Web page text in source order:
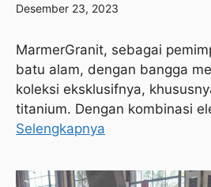
Desember 23, 2023
MarmerGranit, sebagai
batu alam, dengan bangga
koleksi eksklusifnya,
titanium. Dengan kombinasi
Selengkapnya